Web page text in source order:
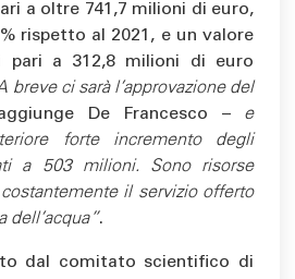
a oltre 741,7 milioni di euro,
rispetto al 2021, e un valore
pari a 312,8 milioni di euro
breve ci sarà l’approvazione del
De Francesco – e
forte incremento degli
a 503 milioni. Sono risorse
il servizio offerto
dell’acqua”.
dal comitato scientifico di